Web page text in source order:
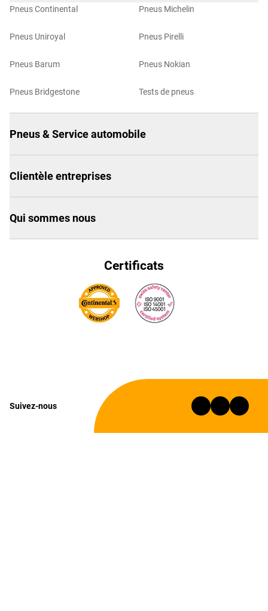
Pneus Continental
Pneus Uniroyal
Pneus Barum
Pneus Bridgestone
Pneus Michelin
Pneus Pirelli
Pneus Nokian
Tests de pneus
Pneus & Service automobile
Clientèle entreprises
Qui sommes nous
Certificats
Suivez-nous